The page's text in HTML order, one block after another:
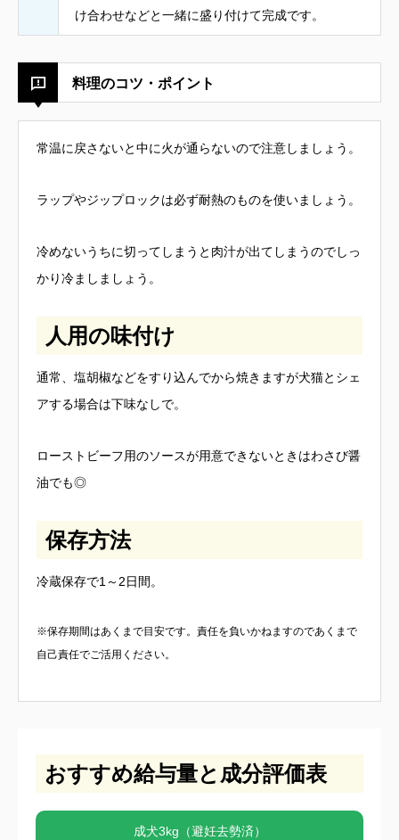
け合わせなどと一緒に盛り付けて完成です。
料理のコツ・ポイント
常温に戻さないと中に火が通らないので注意しましょう。
ラップやジップロックは必ず耐熱のものを使いましょう。
冷めないうちに切ってしまうと肉汁が出てしまうのでしっ
かり冷ましましょう。
人用の味付け
通常、塩胡椒などをすり込んでから焼きますが犬猫とシェ
アする場合は下味なしで。
ローストビーフ用のソースが用意できないときはわさび醤
油でも◎
保存方法
冷蔵保存で1～2日間。
※保存期間はあくまで目安です。責任を負いかねますのであくまで
自己責任でご活用ください。
おすすめ給与量と成分評価表
成犬3kg（避妊去勢済）